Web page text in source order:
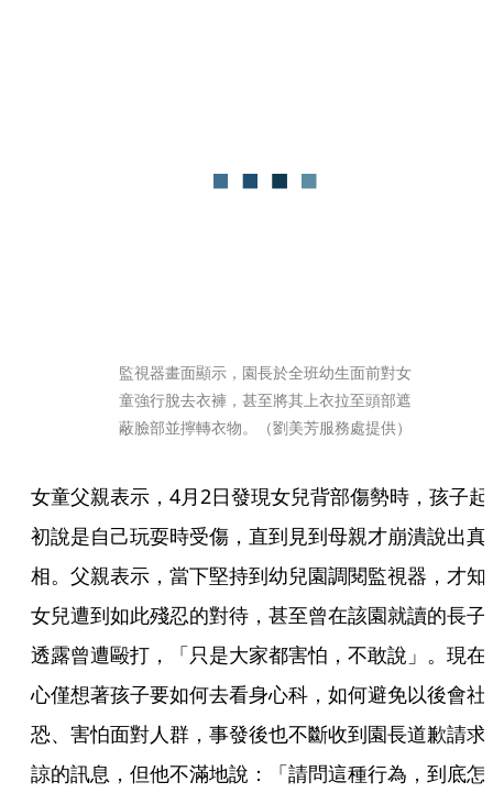
監視器畫面顯示，園長於全班幼生面前對女
童強行脫去衣褲，甚至將其上衣拉至頭部遮
蔽臉部並擰轉衣物。（劉美芳服務處提供）
女童父親表示，4月2日發現女兒背部傷勢時，孩子起
初說是自己玩耍時受傷，直到見到母親才崩潰說出真
相。父親表示，當下堅持到幼兒園調閱監視器，才知
女兒遭到如此殘忍的對待，甚至曾在該園就讀的長子
透露曾遭毆打，「只是大家都害怕，不敢說」。現在
心僅想著孩子要如何去看身心科，如何避免以後會社
恐、害怕面對人群，事發後也不斷收到園長道歉請求
諒的訊息，但他不滿地說：「請問這種行為，到底怎